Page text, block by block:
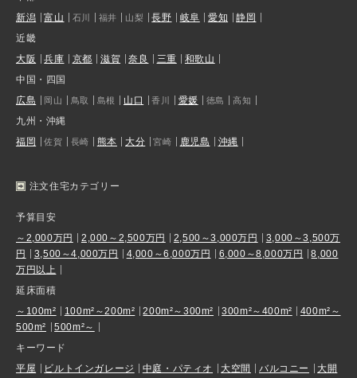
新潟
富山 石川 福井 山梨 長野 岐阜 愛知
静岡
近畿
大阪
兵庫 京都 滋賀 奈良 三重
和歌山
中国・四国
広島
岡山 鳥取 島根 山口 香川 愛媛 徳島 高知
九州・沖縄
福岡
佐賀 長崎 熊本 大分 宮崎 鹿児島 沖縄
注文住宅カテゴリー
予算目安
～2,000万円
2,000～2,500万円 2,500～3,000万円
3,000～3,500万
円
3,500～4,000万円 4,000～6,000万円 6,000～8,000万円
8,000
万円以上
延床面積
～100m²
100m²～200m² 200m²～300m² 300m²～400m²
400m²～
500m²
500m²～
キーワード
平屋
ビルトインガレージ 中庭・パティオ 大空間 バルコニー
大開